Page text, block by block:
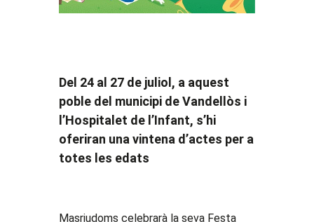
Del 24 al 27 de juliol, a aquest
poble del municipi de Vandellòs i
l’Hospitalet de l’Infant, s’hi
oferiran una vintena d’actes per a
totes les edats
Masriudoms celebrarà la seva Festa